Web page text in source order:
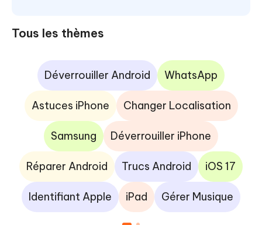
Tous les thèmes
Déverrouiller Android WhatsApp
Astuces iPhone Changer Localisation
Samsung Déverrouiller iPhone
Réparer Android Trucs Android iOS 17
Identifiant Apple iPad Gérer Musique